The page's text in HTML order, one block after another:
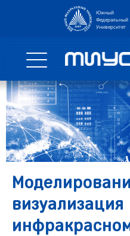
Южный
Федеральный
Университет